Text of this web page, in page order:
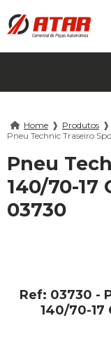
Home ❱ Produtos ❱
Pneu Technic Traseiro
Pneu
140/70-17
03730
Ref: 03730 -
140/70-17